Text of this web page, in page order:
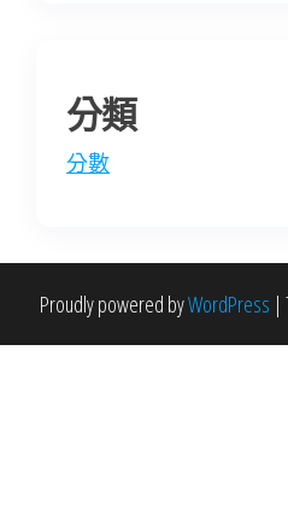
分類
分數
Proudly powered byWordPress |